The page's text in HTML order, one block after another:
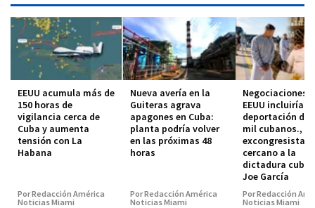
EEUU acumula más de
150 horas de
vigilancia cerca de
Cuba y aumenta
tensión con La
Habana
Por Redacción América
Noticias Miami
Nueva avería en la
Guiteras agrava
apagones en Cuba:
planta podría volver
en las próximas 48
horas
Por Redacción América
Noticias Miami
Negociaciones
EEUU incluirían
deportación de
mil cubanos.,
excongresista
cercano a la
dictadura
Joe García
Por Redacción
Noticias Miami